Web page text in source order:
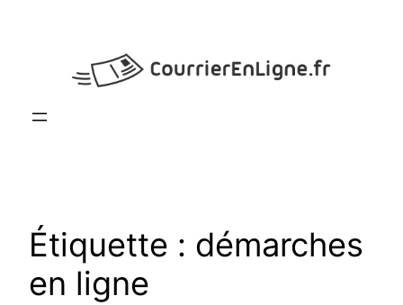
Étiquette : démarches
en ligne